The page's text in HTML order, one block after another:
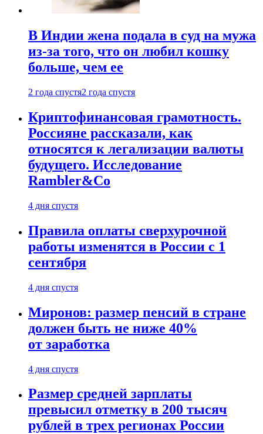
В Индии жена подала в суд на мужа
из-за того, что он любил кошку
больше, чем ее
2 года спустя2 года спустя
Криптофинансовая грамотность.
Россияне рассказали, как
относятся к легализации валюты
будущего. Исследование
Rambler&Co
4 дня спустя
Правила оплаты сверхурочной
работы изменятся в России с 1
сентября
4 дня спустя
Миронов: размер пенсий в стране
должен быть не ниже 40%
от заработка
4 дня спустя
Размер средней зарплаты
превысил отметку в 200 тысяч
рублей в трех регионах России